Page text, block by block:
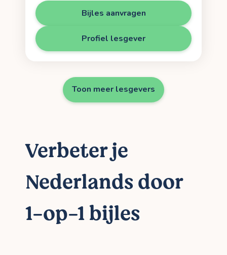
Bijles aanvragen
Profiel lesgever
Toon meer lesgevers
Verbeter je
Nederlands door
1-op-1 bijles